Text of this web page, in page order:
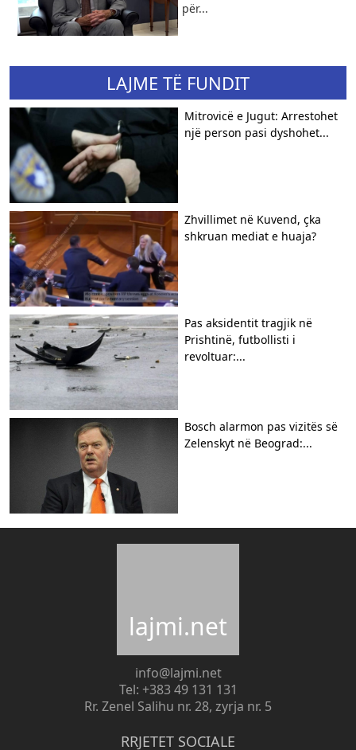
për...
LAJME TË FUNDIT
Mitrovicë e Jugut: Arrestohet
një person pasi dyshohet...
Zhvillimet në Kuvend, çka
shkruan mediat e huaja?
Pas aksidentit tragjik në
Prishtinë, futbollisti i
revoltuar:...
Bosch alarmon pas vizitës së
Zelenskyt në Beograd:...
lajmi.net
info@lajmi.net
Tel: +383 49 131 131
Rr. Zenel Salihu nr. 28, zyrja nr. 5
RRJETET SOCIALE